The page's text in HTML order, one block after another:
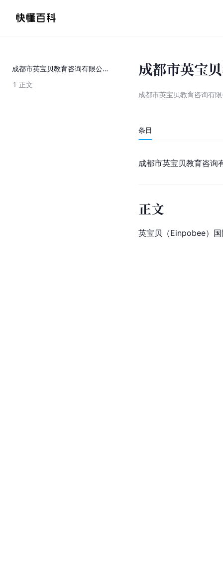
成都市英宝贝教育咨询有限公司
1 正文
成都市英宝
成都市英宝贝教育咨询有
条目
成都市英宝贝教育咨询
正文
英宝贝（Einpobee）